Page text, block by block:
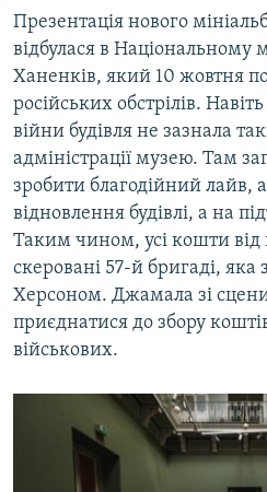
Презентація нового
відбулася в Національному
Ханенків, який 10 жовтня
російських обстрілів.
війни будівля не зазнала
адміністрації музею. Там
зробити благодійний лайв,
відновлення будівлі, а на
Таким чином, усі кошти від
скеровані 57-й бригаді, яка
Херсоном. Джамала зі
приєднатися до збору
військових.